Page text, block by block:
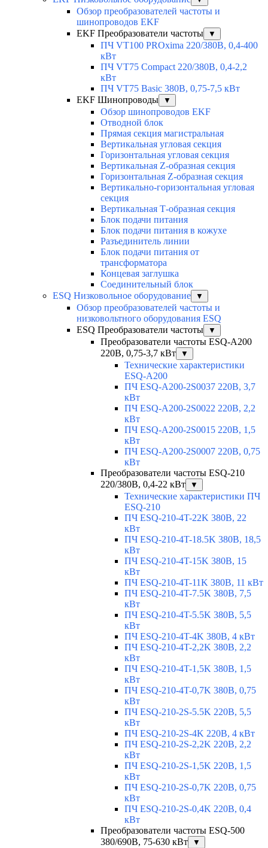
Обзор преобразователей частоты и
шинопроводов EKF
EKF Преобразователи частоты
▼
ПЧ VT100 PROxima 220/380В, 0,4-400
кВт
ПЧ VT75 Compact 220/380В, 0,4-2,2
кВт
ПЧ VT75 Basic 380В, 0,75-7,5 кВт
EKF Шинопроводы
▼
Обзор шинопроводов EKF
Отводной блок
Прямая секция магистральная
Вертикальная угловая секция
Горизонтальная угловая секция
Вертикальная Z-образная секция
Горизонтальная Z-образная секция
Вертикально-горизонтальная угловая
секция
Вертикальная Т-образная секция
Блок подачи питания
Блок подачи питания в кожухе
Разъединитель линии
Блок подачи питания от
трансформатора
Концевая заглушка
Соединительный блок
ESQ Низковольное оборудование
▼
Обзор преобразователей частоты и
низковольтного оборудования ESQ
ESQ Преобразователи частоты
▼
Преобразователи частоты ESQ-A200
220В, 0,75-3,7 кВт
▼
Технические характеристики
ESQ-A200
ПЧ ESQ-A200-2S0037 220В, 3,7
кВт
ПЧ ESQ-A200-2S0022 220В, 2,2
кВт
ПЧ ESQ-A200-2S0015 220В, 1,5
кВт
ПЧ ESQ-A200-2S0007 220В, 0,75
кВт
Преобразователи частоты ESQ-210
220/380В, 0,4-22 кВт
▼
Технические характеристики ПЧ
ESQ-210
ПЧ ESQ-210-4T-22K 380В, 22
кВт
ПЧ ESQ-210-4T-18.5K 380В, 18,5
кВт
ПЧ ESQ-210-4T-15K 380В, 15
кВт
ПЧ ESQ-210-4T-11K 380В, 11 кВт
ПЧ ESQ-210-4T-7.5K 380В, 7,5
кВт
ПЧ ESQ-210-4T-5.5K 380В, 5,5
кВт
ПЧ ESQ-210-4T-4K 380В, 4 кВт
ПЧ ESQ-210-4T-2,2K 380В, 2,2
кВт
ПЧ ESQ-210-4T-1,5K 380В, 1,5
кВт
ПЧ ESQ-210-4T-0,7K 380В, 0,75
кВт
ПЧ ESQ-210-2S-5.5K 220В, 5,5
кВт
ПЧ ESQ-210-2S-4K 220В, 4 кВт
ПЧ ESQ-210-2S-2,2K 220В, 2,2
кВт
ПЧ ESQ-210-2S-1,5K 220В, 1,5
кВт
ПЧ ESQ-210-2S-0,7K 220В, 0,75
кВт
ПЧ ESQ-210-2S-0,4K 220В, 0,4
кВт
Преобразователи частоты ESQ-500
380/690В, 75-630 кВт
▼